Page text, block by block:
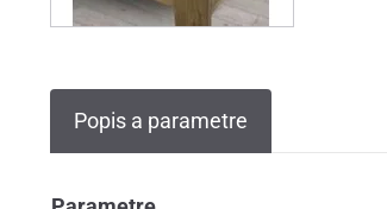
Popis a parametre